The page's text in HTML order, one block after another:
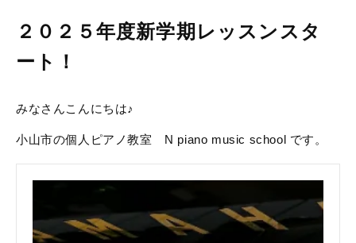
２０２５年度新学期レッスンスタ
ート！
みなさんこんにちは♪
小山市の個人ピアノ教室 N piano music school です。